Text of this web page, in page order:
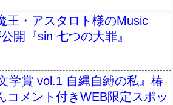
王・アスタロト様のMusic
開『sin 七つの大罪』
学賞 vol.1 自縄自縛の私』椿
コメント付きWEB限定スポッ